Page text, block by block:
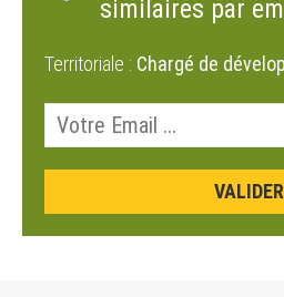
similaires par
Territoriale : Chargé de